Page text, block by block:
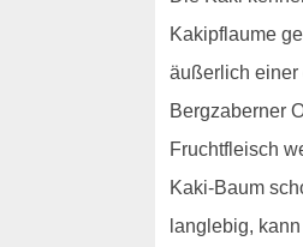
Kakipflaume
äußerlich einer
Bergzaberner
Fruchtfleisch
Kaki-Baum
langlebig,